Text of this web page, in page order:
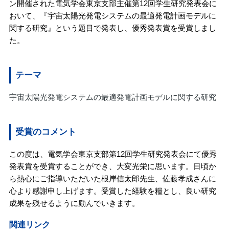
ン開催された電気学会東京支部主催第12回学生研究発表会に
おいて、『宇宙太陽光発電システムの最適発電計画モデルに
関する研究』という題目で発表し、優秀発表賞を受賞しまし
た。
テーマ
宇宙太陽光発電システムの最適発電計画モデルに関する研究
受賞のコメント
この度は、電気学会東京支部第12回学生研究発表会にて優秀
発表賞を受賞することができ、大変光栄に思います。日頃か
ら熱心にご指導いただいた根岸信太郎先生、佐藤孝成さんに
心より感謝申し上げます。受賞した経験を糧とし、良い研究
成果を残せるように励んでいきます。
関連リンク